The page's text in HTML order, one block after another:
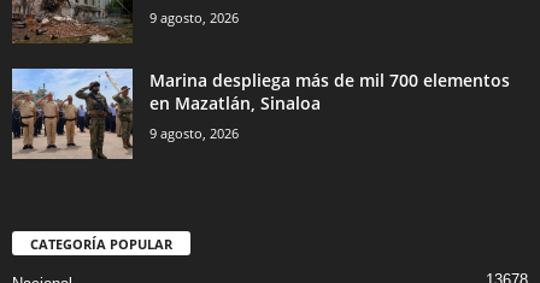
9 agosto, 2026
Marina despliega más de mil 700 elementos
en Mazatlán, Sinaloa
9 agosto, 2026
CATEGORÍA POPULAR